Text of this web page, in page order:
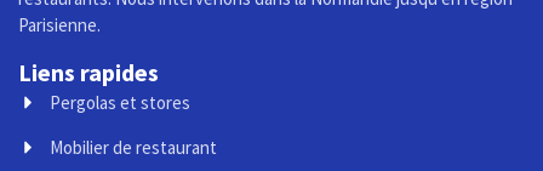
Parisienne.
Liens rapides
Pergolas et stores
Mobilier de restaurant